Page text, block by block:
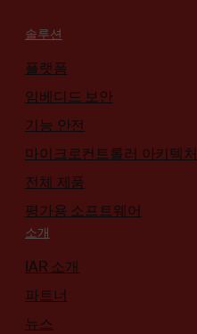
솔루션
플랫폼
임베디드 보안
기능 안전
마이크로컨트롤러 아키텍처
전체 제품
평가용 소프트웨어
소개
IAR 소개
파트너
뉴스